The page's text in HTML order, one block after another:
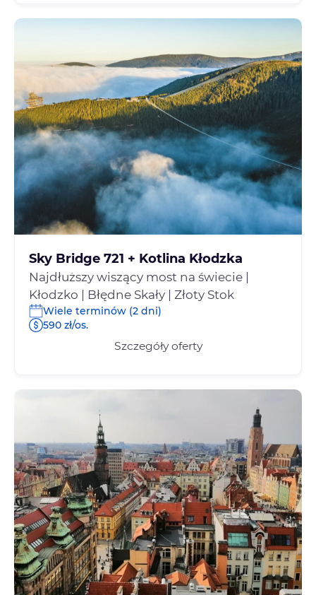
Sky Bridge 721 + Kotlina Kłodzka
Najdłuższy wiszący most na świecie |
Kłodzko | Błędne Skały | Złoty Stok
Wiele terminów (2 dni)
590 zł/os.
Szczegóły oferty